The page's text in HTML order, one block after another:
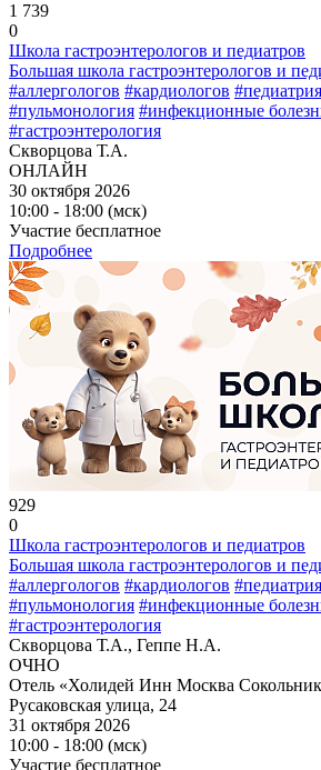
1 739
0
Школа гастроэнтерологов и педиатров
Большая школа гастроэнтерологов и
#аллергологов #кардиологов #педиатрия
#пульмонология #инфекционные
#гастроэнтерология
Скворцова Т.А.
ОНЛАЙН
30 октября 2026
10:00 - 18:00 (мск)
Участие бесплатное
Подробнее
929
0
Школа гастроэнтерологов и педиатров
Большая школа гастроэнтерологов и
#аллергологов #кардиологов #педиатрия
#пульмонология #инфекционные
#гастроэнтерология
Скворцова Т.А., Геппе Н.А.
ОЧНО
Отель «Холидей Инн Москва
Русаковская улица, 24
31 октября 2026
10:00 - 18:00 (мск)
Участие бесплатное